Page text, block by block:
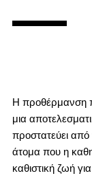
Η προθέρμανση
μια
προστατεύει από
άτομα που η
καθιστική ζωή